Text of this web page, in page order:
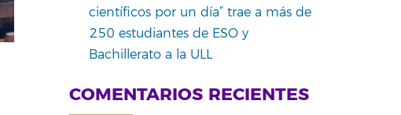
científicos por un día” trae a más de
250 estudiantes de ESO y
Bachillerato a la ULL
COMENTARIOS RECIENTES